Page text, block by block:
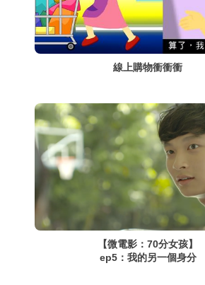
線上購物衝衝衝
【微電影：70分女孩】
ep5：我的另一個身分